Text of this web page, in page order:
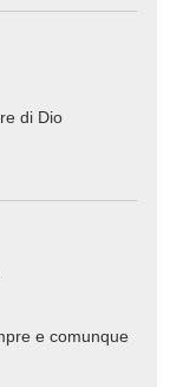
di Dio
e comunque